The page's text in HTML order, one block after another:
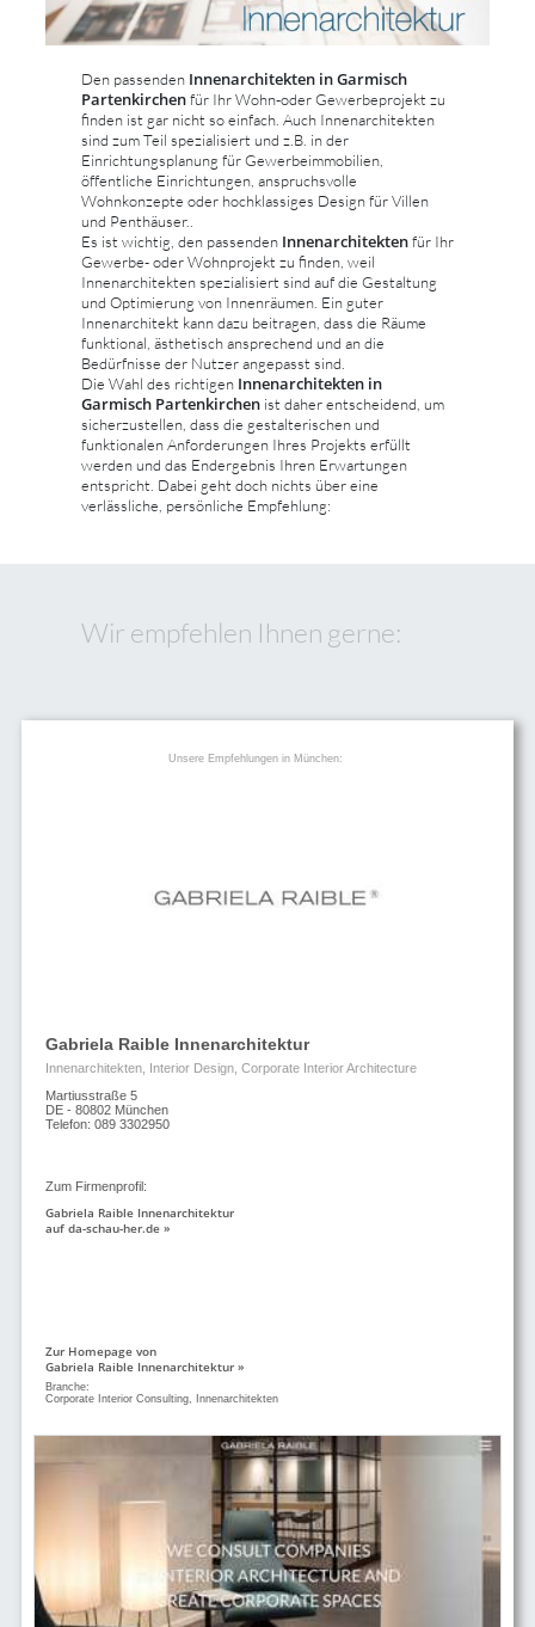
Den passenden Innenarchitekten in Garmisch
Partenkirchenfür Ihr Wohn-oder Gewerbeprojekt zu
finden ist gar nicht so einfach. Auch Innenarchitekten
sind zum Teil spezialisiert und z.B. in der
Einrichtungsplanung für Gewerbeimmobilien,
öffentliche Einrichtungen, anspruchsvolle
Wohnkonzepte oder hochklassiges Design für Villen
und Penthäuser..
Es ist wichtig, den passenden Innenarchitektenfür Ihr
Gewerbe- oder Wohnprojekt zu finden, weil
Innenarchitekten spezialisiert sind auf die Gestaltung
und Optimierung von Innenräumen. Ein guter
Innenarchitekt kann dazu beitragen, dass die Räume
funktional, ästhetisch ansprechend und an die
Bedürfnisse der Nutzer angepasst sind.
Die Wahl des richtigen Innenarchitekten in
Garmisch Partenkirchen ist daher entscheidend, um
sicherzustellen, dass die gestalterischen und
funktionalen Anforderungen Ihres Projekts erfüllt
werden und das Endergebnis Ihren Erwartungen
entspricht. Dabei geht doch nichts über eine
verlässliche, persönliche Empfehlung:
Wir empfehlen Ihnen gerne:
Unsere Empfehlungen in München:
Gabriela Raible Innenarchitektur
Innenarchitekten, Interior Design, Corporate Interior Architecture
Martiusstraße 5
DE - 80802 München
Telefon: 089 3302950
Zum Firmenprofil:
Gabriela Raible Innenarchitektur
auf da-schau-her.de »
Zur Homepage von
Gabriela Raible Innenarchitektur »
Branche:
Corporate Interior Consulting, Innenarchitekten